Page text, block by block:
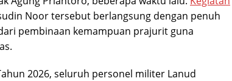
Noor tersebut berlangsung dengan penuh
pembinaan kemampuan prajurit guna
2026, seluruh personel militer Lanud